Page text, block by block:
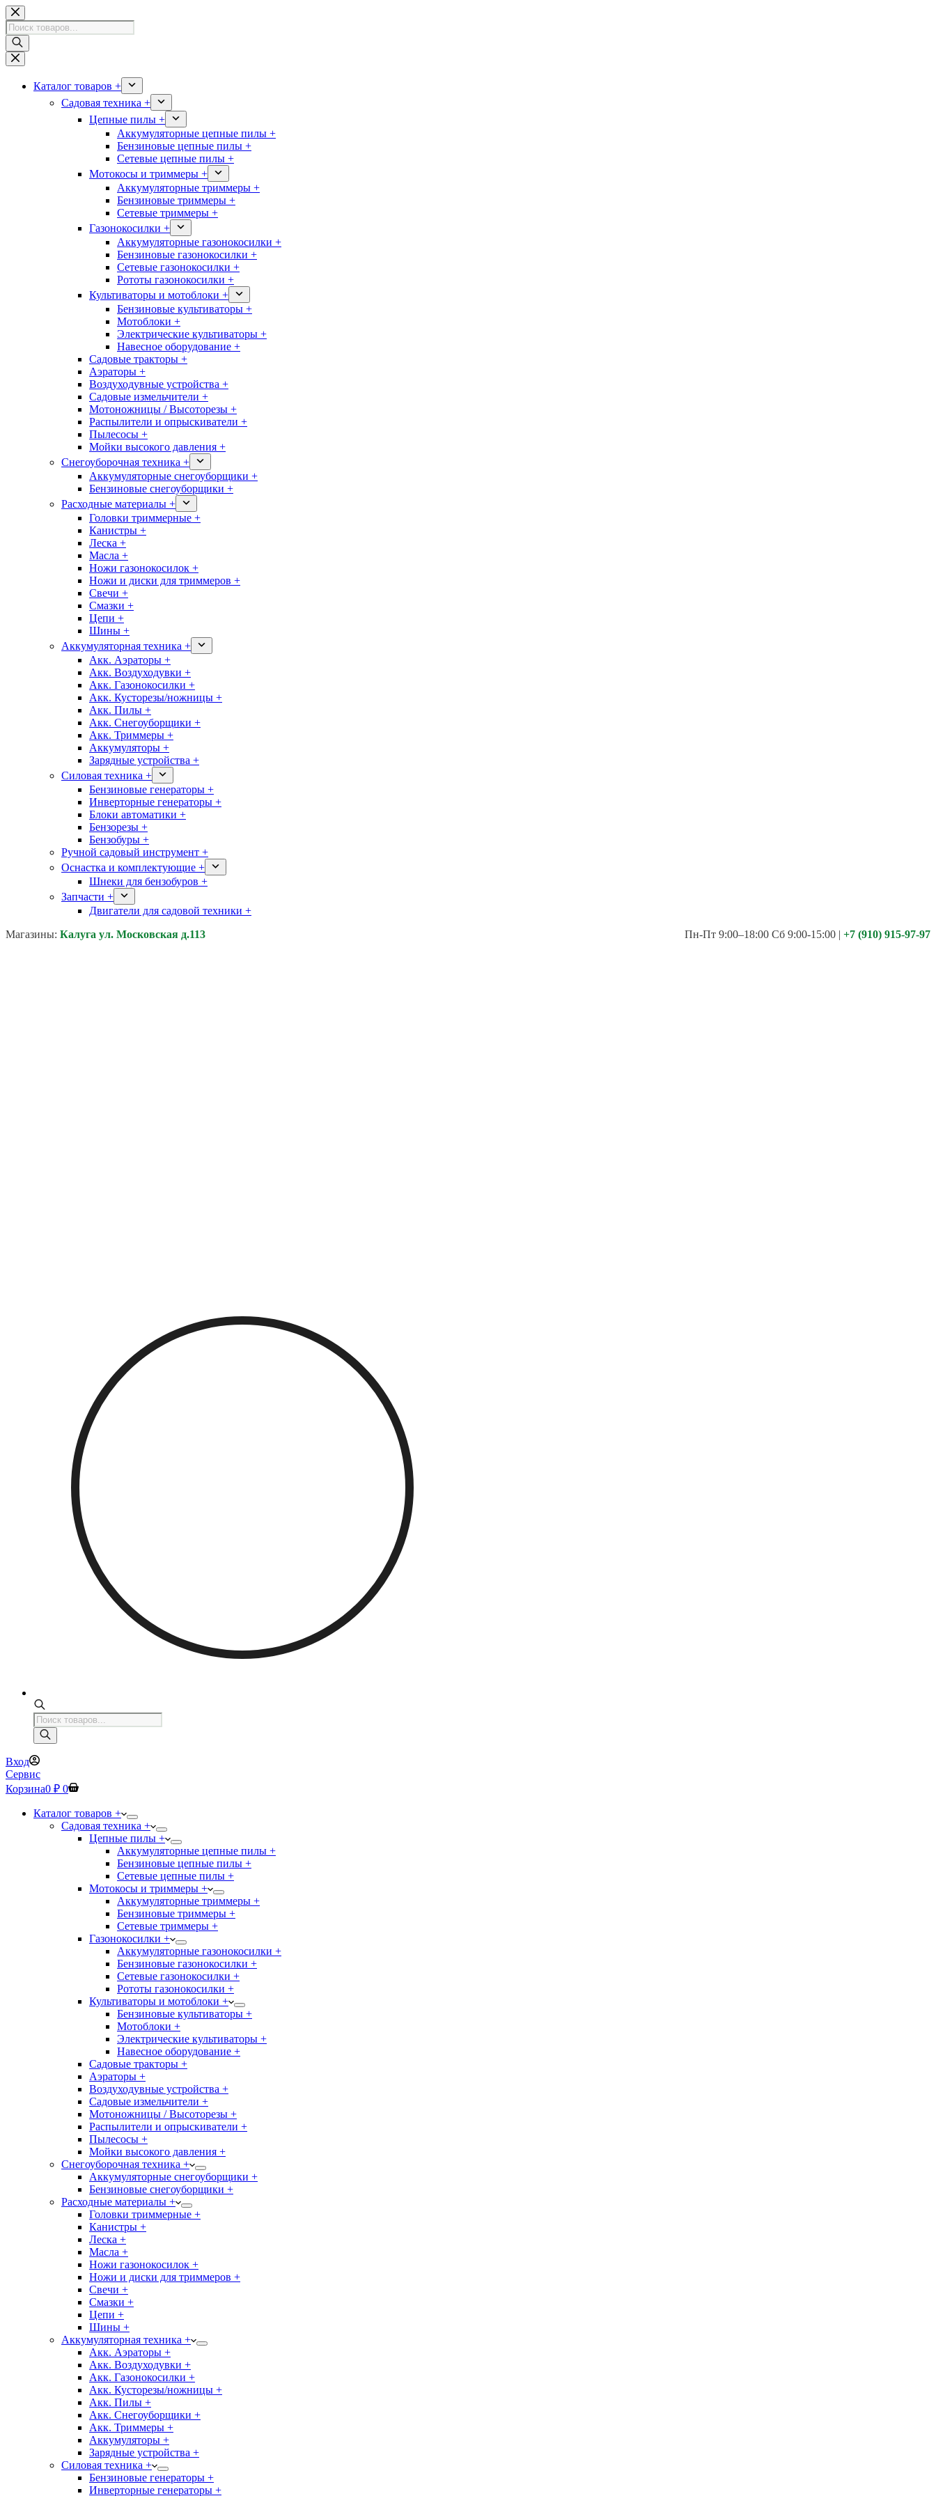
Перейти
к
сути
Поиск
товаров
Каталог товаров +
Садовая техника +
Цепные пилы +
Аккумуляторные цепные пилы +
Бензиновые цепные пилы +
Сетевые цепные пилы +
Мотокосы и триммеры +
Аккумуляторные триммеры +
Бензиновые триммеры +
Сетевые триммеры +
Газонокосилки +
Аккумуляторные газонокосилки +
Бензиновые газонокосилки +
Сетевые газонокосилки +
Рототы газонокосилки +
Культиваторы и мотоблоки +
Бензиновые культиваторы +
Мотоблоки +
Электрические культиваторы +
Навесное оборудование +
Садовые тракторы +
Аэраторы +
Воздуходувные устройства +
Садовые измельчители +
Мотоножницы / Высоторезы +
Распылители и опрыскиватели +
Пылесосы +
Мойки высокого давления +
Снегоуборочная техника +
Аккумуляторные снегоуборщики +
Бензиновые снегоуборщики +
Расходные материалы +
Головки триммерные +
Канистры +
Леска +
Масла +
Ножи газонокосилок +
Ножи и диски для триммеров +
Свечи +
Смазки +
Цепи +
Шины +
Аккумуляторная техника +
Акк. Аэраторы +
Акк. Воздуходувки +
Акк. Газонокосилки +
Акк. Кусторезы/ножницы +
Акк. Пилы +
Акк. Снегоуборщики +
Акк. Триммеры +
Аккумуляторы +
Зарядные устройства +
Силовая техника +
Бензиновые генераторы +
Инверторные генераторы +
Блоки автоматики +
Бензорезы +
Бензобуры +
Ручной садовый инструмент +
Оснастка и комплектующие +
Шнеки для бензобуров +
Запчасти +
Двигатели для садовой техники +
Магазины: Калуга ул. Московская д.113 Пн-Пт 9:00–18:00 Сб 9:00-15:00 | +7 (910) 915-97-97
Поиск
товаров
Вход
Сервис
Корзина0 ₽ 0
Каталог товаров +
Садовая техника +
Цепные пилы +
Аккумуляторные цепные пилы +
Бензиновые цепные пилы +
Сетевые цепные пилы +
Мотокосы и триммеры +
Аккумуляторные триммеры +
Бензиновые триммеры +
Сетевые триммеры +
Газонокосилки +
Аккумуляторные газонокосилки +
Бензиновые газонокосилки +
Сетевые газонокосилки +
Рототы газонокосилки +
Культиваторы и мотоблоки +
Бензиновые культиваторы +
Мотоблоки +
Электрические культиваторы +
Навесное оборудование +
Садовые тракторы +
Аэраторы +
Воздуходувные устройства +
Садовые измельчители +
Мотоножницы / Высоторезы +
Распылители и опрыскиватели +
Пылесосы +
Мойки высокого давления +
Снегоуборочная техника +
Аккумуляторные снегоуборщики +
Бензиновые снегоуборщики +
Расходные материалы +
Головки триммерные +
Канистры +
Леска +
Масла +
Ножи газонокосилок +
Ножи и диски для триммеров +
Свечи +
Смазки +
Цепи +
Шины +
Аккумуляторная техника +
Акк. Аэраторы +
Акк. Воздуходувки +
Акк. Газонокосилки +
Акк. Кусторезы/ножницы +
Акк. Пилы +
Акк. Снегоуборщики +
Акк. Триммеры +
Аккумуляторы +
Зарядные устройства +
Силовая техника +
Бензиновые генераторы +
Инверторные генераторы +